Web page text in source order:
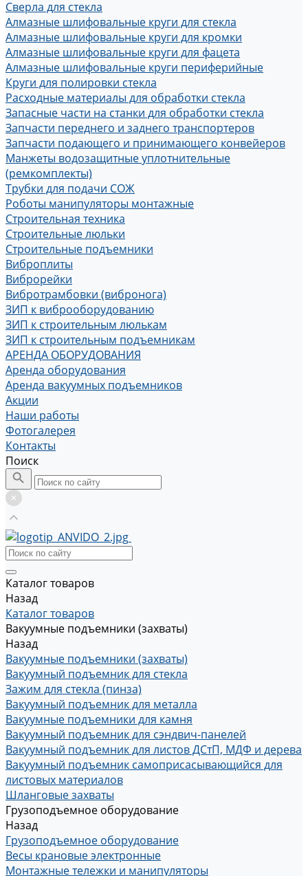
Сверла для стекла
Алмазные шлифовальные круги для стекла
Алмазные шлифовальные круги для кромки
Алмазные шлифовальные круги для фацета
Алмазные шлифовальные круги периферийные
Круги для полировки стекла
Расходные материалы для обработки стекла
Запасные части на станки для обработки стекла
Запчасти переднего и заднего транспортеров
Запчасти подающего и принимающего конвейеров
Манжеты водозащитные уплотнительные
(ремкомплекты)
Трубки для подачи СОЖ
Роботы манипуляторы монтажные
Строительная техника
Строительные люльки
Строительные подъемники
Виброплиты
Виброрейки
Вибротрамбовки (вибронога)
ЗИП к виброоборудованию
ЗИП к строительным люлькам
ЗИП к строительным подъемникам
АРЕНДА ОБОРУДОВАНИЯ
Аренда оборудования
Аренда вакуумных подъемников
Акции
Наши работы
Фотогалерея
Контакты
Поиск
Каталог товаров
Назад
Каталог товаров
Вакуумные подъемники (захваты)
Назад
Вакуумные подъемники (захваты)
Вакуумный подъемник для стекла
Зажим для стекла (пинза)
Вакуумный подъемник для металла
Вакуумные подъемники для камня
Вакуумный подъемник для сэндвич-панелей
Вакуумный подъемник для листов ДСтП, МДФ и дерева
Вакуумный подъемник самоприсасывающийся для
листовых материалов
Шланговые захваты
Грузоподъемное оборудование
Назад
Грузоподъемное оборудование
Весы крановые электронные
Монтажные тележки и манипуляторы